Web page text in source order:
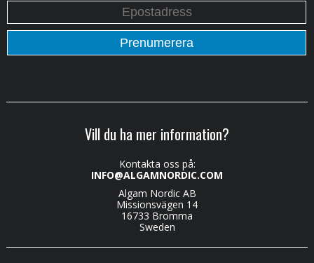
Vill du ha mer information?
Kontakta oss på:
INFO@ALGAMNORDIC.COM
Algam Nordic AB
Missionsvägen 14
16733 Bromma
Sweden